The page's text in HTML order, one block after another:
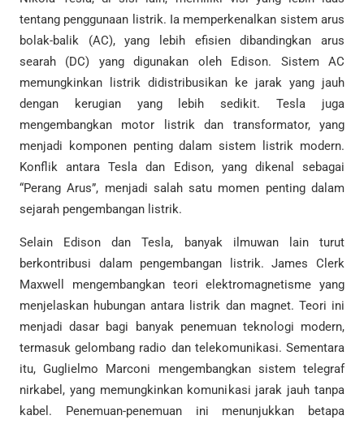
tentang penggunaan listrik. Ia memperkenalkan sistem arus
bolak-balik (AC), yang lebih efisien dibandingkan arus
searah (DC) yang digunakan oleh Edison. Sistem AC
memungkinkan listrik didistribusikan ke jarak yang jauh
dengan kerugian yang lebih sedikit. Tesla juga
mengembangkan motor listrik dan transformator, yang
menjadi komponen penting dalam sistem listrik modern.
Konflik antara Tesla dan Edison, yang dikenal sebagai
“Perang Arus”, menjadi salah satu momen penting dalam
sejarah pengembangan listrik.
Selain Edison dan Tesla, banyak ilmuwan lain turut
berkontribusi dalam pengembangan listrik. James Clerk
Maxwell mengembangkan teori elektromagnetisme yang
menjelaskan hubungan antara listrik dan magnet. Teori ini
menjadi dasar bagi banyak penemuan teknologi modern,
termasuk gelombang radio dan telekomunikasi. Sementara
itu, Guglielmo Marconi mengembangkan sistem telegraf
nirkabel, yang memungkinkan komunikasi jarak jauh tanpa
kabel. Penemuan-penemuan ini menunjukkan betapa